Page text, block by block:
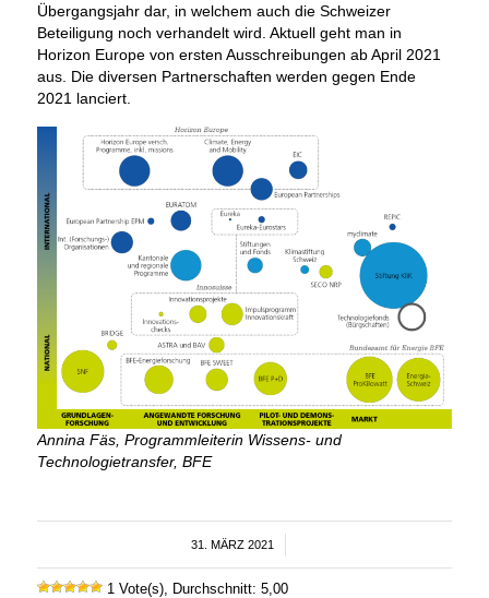
Übergangsjahr dar, in welchem auch die Schweizer
Beteiligung noch verhandelt wird. Aktuell geht man in
Horizon Europe von ersten Ausschreibungen ab April 2021
aus. Die diversen Partnerschaften werden gegen Ende
2021 lanciert.
Annina Fäs, Programmleiterin Wissens- und
Technologietransfer, BFE
31. MÄRZ 2021
/
1 Vote(s), Durchschnitt: 5,00